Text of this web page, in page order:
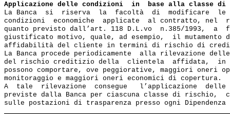
Applicazione delle condizioni  in  base alla classe di
La Banca  si  riserva  la  facoltà  di  modificare  le
condizioni  economiche  applicate  al contratto, nel
quanto previsto dall’art. 118 D.L.vo  n.385/1993,  a
giustificato motivo, quale, ad esempio,  il mutamento
affidabilità del cliente in termini di rischio di
La Banca procede periodicamente  alla rilevazione
del rischio creditizio della  clientela  affidata,  in
possono comportare, ove peggiorative, maggiori oneri
monitoraggio e maggiori oneri economici di copertura.
A  tale  rilevazione  consegue   l’applicazione  delle
previste dalla Banca per ciascuna classe di rischio,